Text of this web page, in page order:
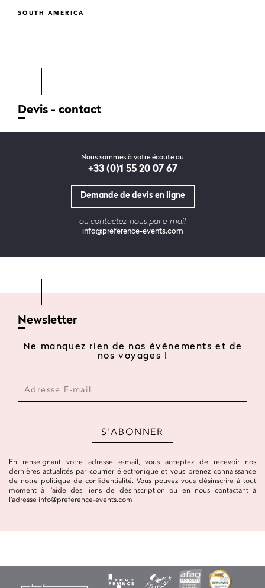
SOUTH AMERICA
Devis - contact
Nous sommes à votre écoute au
+33 (0)1 55 20 07 67
Demande de devis en ligne
ou contactez-nous par e-mail
info@preference-events.com
Newsletter
Ne manquez rien de nos événements et de
nos voyages !
S'ABONNER
En renseignant votre adresse e-mail, vous acceptez de recevoir nos
dernières actualités par courrier électronique et vous prenez connaissance
de notre politique de confidentialité. Vous pouvez vous désinscrire à tout
moment à l’aide des liens de désinscription ou en nous contactant à
l’adresse info@preference-events.com